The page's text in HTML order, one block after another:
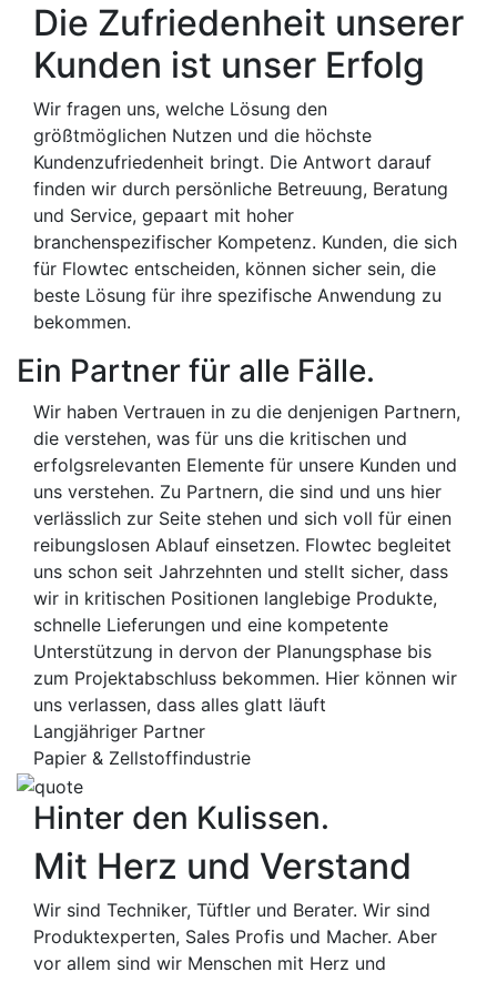
Die Zufriedenheit unserer
Kunden ist unser Erfolg
Wir fragen uns, welche Lösung den
größtmöglichen Nutzen und die höchste
Kundenzufriedenheit bringt. Die Antwort darauf
finden wir durch persönliche Betreuung, Beratung
und Service, gepaart mit hoher
branchenspezifischer Kompetenz. Kunden, die sich
für Flowtec entscheiden, können sicher sein, die
beste Lösung für ihre spezifische Anwendung zu
bekommen.
Ein Partner für alle Fälle.
Wir haben Vertrauen in zu die denjenigen Partnern,
die verstehen, was für uns die kritischen und
erfolgsrelevanten Elemente für unsere Kunden und
uns verstehen. Zu Partnern, die sind und uns hier
verlässlich zur Seite stehen und sich voll für einen
reibungslosen Ablauf einsetzen. Flowtec begleitet
uns schon seit Jahrzehnten und stellt sicher, dass
wir in kritischen Positionen langlebige Produkte,
schnelle Lieferungen und eine kompetente
Unterstützung in dervon der Planungsphase bis
zum Projektabschluss bekommen. Hier können wir
uns verlassen, dass alles glatt läuft
Langjähriger Partner
Papier & Zellstoffindustrie
Hinter den Kulissen.
Mit Herz und Verstand
Wir sind Techniker, Tüftler und Berater. Wir sind
Produktexperten, Sales Profis und Macher. Aber
vor allem sind wir Menschen mit Herz und